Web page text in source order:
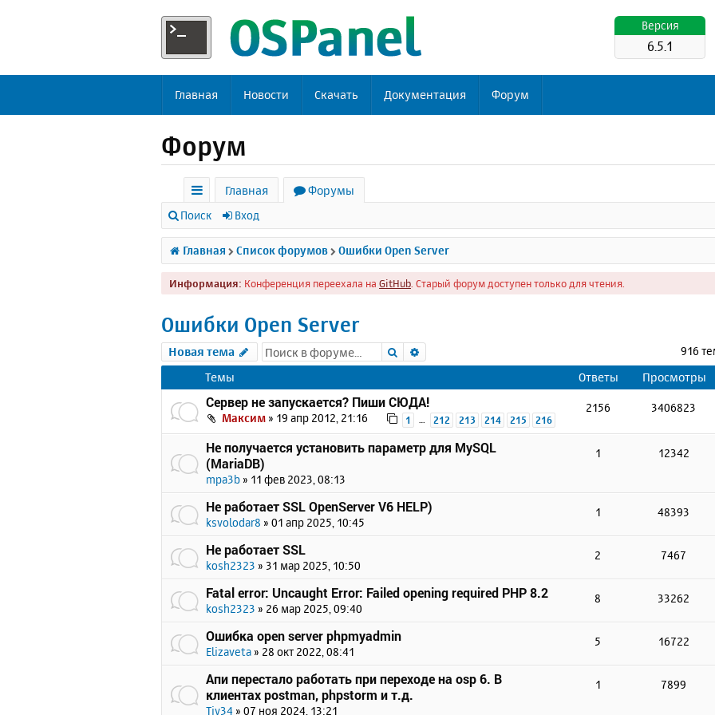
Версия
6.5.1
Главная Новости Скачать Документация Форум
Форум
с
ы
л
к
Главная
Форумы
Поиск Вход
Главная Список форумов Ошибки Open Server
Информация: Конференция переехала на GitHub . Старый форум доступен только для чтения.
Ошибки Open Server
Новая тема Поиск 916
Темы
Ответы Просмотры
Сервер не запускается? Пиши СЮДА!
Максим» 19 апр 2012, 21:16 1 212 213 214 215 216
2156 3406823
Не получается установить параметр для MySQL
(MariaDB)
mpa3b » 11 фев 2023, 08:13
1 12342
Не работает SSL OpenServer V6 HELP)
ksvolodar8 » 01 апр 2025, 10:45
1 48393
Не работает SSL
kosh2323 » 31 мар 2025, 10:50
2 7467
Fatal error: Uncaught Error: Failed opening required PHP 8.2
kosh2323 » 26 мар 2025, 09:40
8 33262
Ошибка open server phpmyadmin
Elizaveta » 28 окт 2022, 08:41
5 16722
Апи перестало работать при переходе на osp 6. В
клиентах postman, phpstorm и т.д.
Tiv34 » 07 ноя 2024, 13:21
1 7899